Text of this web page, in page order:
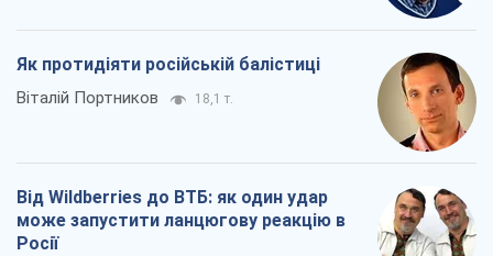
Як протидіяти російській балістиці
Віталій Портников 18,1 т.
Від Wildberries до ВТБ: як один удар
може запустити ланцюгову реакцію в
Росії